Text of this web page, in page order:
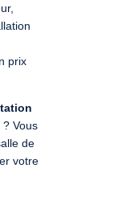
prix
Vous
de
votre